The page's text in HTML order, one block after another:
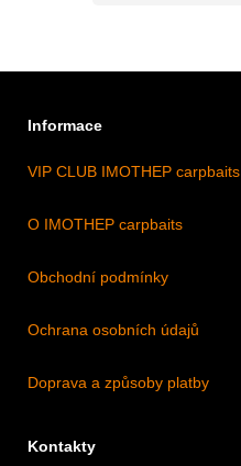
Informace
VIP CLUB IMOTHEP carpbaits
O IMOTHEP carpbaits
Obchodní podmínky
Ochrana osobních údajů
Doprava a způsoby platby
Kontakty